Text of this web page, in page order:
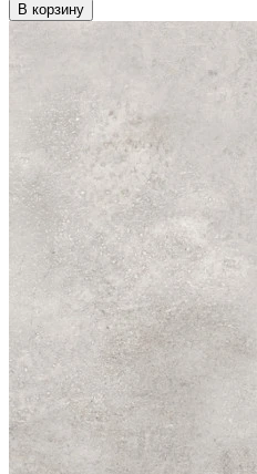
В корзину